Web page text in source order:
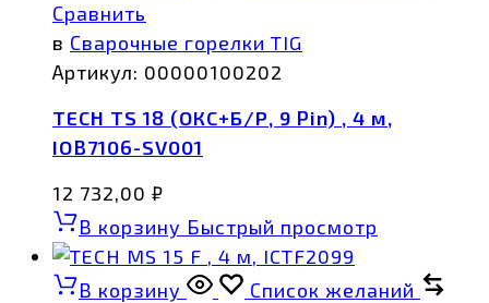
Сравнить
в Сварочные горелки TIG
Артикул: 00000100202
TECH TS 18 (ОКС+Б/Р, 9 Pin) , 4 м,
IOB7106-SV001
12 732,00 ₽
В корзину Быстрый просмотр
В корзину
Список желаний